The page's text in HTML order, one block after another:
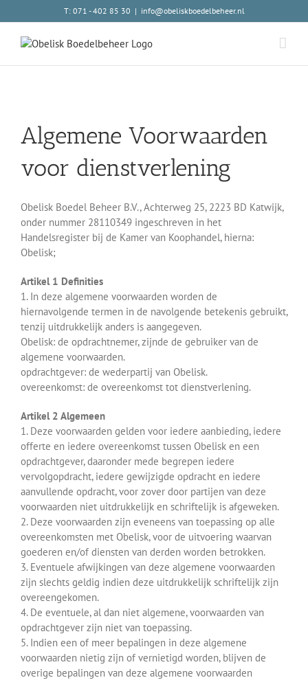
to
content
T: 071 - 402 85 30 | info@obeliskboedelbeheer.nl
Algemene Voorwaarden
voor dienstverlening
Obelisk Boedel Beheer B.V., Achterweg 25, 2223 BD Katwijk,
onder nummer 28110349 ingeschreven in het
Handelsregister bij de Kamer van Koophandel, hierna:
Obelisk;
Artikel 1 Definities
1. In deze algemene voorwaarden worden de
hiernavolgende termen in de navolgende betekenis gebruikt,
tenzij uitdrukkelijk anders is aangegeven.
Obelisk: de opdrachtnemer, zijnde de gebruiker van de
algemene voorwaarden.
opdrachtgever: de wederpartij van Obelisk.
overeenkomst: de overeenkomst tot dienstverlening.
Artikel 2 Algemeen
1. Deze voorwaarden gelden voor iedere aanbieding, iedere
offerte en iedere overeenkomst tussen Obelisk en een
opdrachtgever, daaronder mede begrepen iedere
vervolgopdracht, iedere gewijzigde opdracht en iedere
aanvullende opdracht, voor zover door partijen van deze
voorwaarden niet uitdrukkelijk en schriftelijk is afgeweken.
2. Deze voorwaarden zijn eveneens van toepassing op alle
overeenkomsten met Obelisk, voor de uitvoering waarvan
goederen en/of diensten van derden worden betrokken.
3. Eventuele afwijkingen van deze algemene voorwaarden
zijn slechts geldig indien deze uitdrukkelijk schriftelijk zijn
overeengekomen.
4. De eventuele, al dan niet algemene, voorwaarden van
opdrachtgever zijn niet van toepassing.
5. Indien een of meer bepalingen in deze algemene
voorwaarden nietig zijn of vernietigd worden, blijven de
overige bepalingen van deze algemene voorwaarden